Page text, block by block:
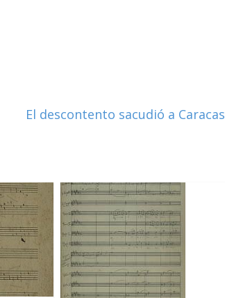
El descontento sacudió a Caracas